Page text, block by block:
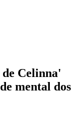
Celinna'
mental dos